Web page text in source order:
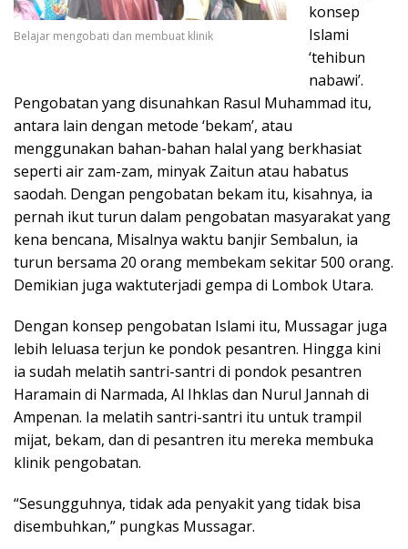
Belajar mengobati dan membuat klinik
konsep
Islami
‘tehibun
nabawi’.
Pengobatan yang disunahkan Rasul Muhammad itu,
antara lain dengan metode ‘bekam’, atau
menggunakan bahan-bahan halal yang berkhasiat
seperti air zam-zam, minyak Zaitun atau habatus
saodah. Dengan pengobatan bekam itu, kisahnya, ia
pernah ikut turun dalam pengobatan masyarakat yang
kena bencana, Misalnya waktu banjir Sembalun, ia
turun bersama 20 orang membekam sekitar 500 orang.
Demikian juga waktuterjadi gempa di Lombok Utara.
Dengan konsep pengobatan Islami itu, Mussagar juga
lebih leluasa terjun ke pondok pesantren. Hingga kini
ia sudah melatih santri-santri di pondok pesantren
Haramain di Narmada, Al Ihklas dan Nurul Jannah di
Ampenan. Ia melatih santri-santri itu untuk trampil
mijat, bekam, dan di pesantren itu mereka membuka
klinik pengobatan.
“Sesungguhnya, tidak ada penyakit yang tidak bisa
disembuhkan,” pungkas Mussagar.